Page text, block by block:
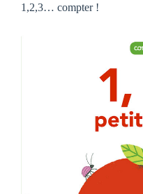
1,2,3… compter !